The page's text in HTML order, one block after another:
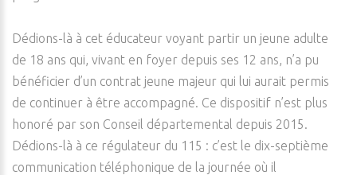
Dédions-là à cet éducateur voyant partir un jeune adulte
de 18 ans qui, vivant en foyer depuis ses 12 ans, n’a pu
bénéficier d’un contrat jeune majeur qui lui aurait permis
de continuer à être accompagné. Ce dispositif n’est plus
honoré par son Conseil départemental depuis 2015.
Dédions-là à ce régulateur du 115 : c’est le dix-septième
communication téléphonique de la journée où il